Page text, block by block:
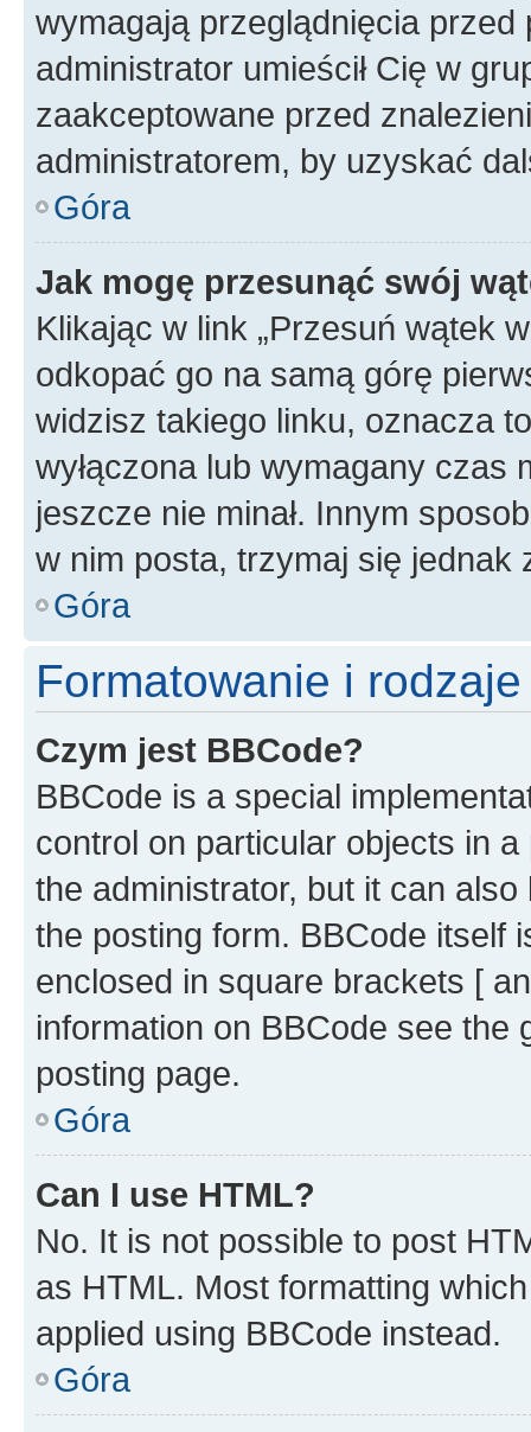
wymagają przeglądnięcia
administrator umieścił Cię w
zaakceptowane przed
administratorem, by uzyskać
Góra
Jak mogę przesunąć swój
Klikając w link „Przesuń wątek
odkopać go na samą górę
widzisz takiego linku, oznacza
wyłączona lub wymagany czas
jeszcze nie minał. Innym
w nim posta, trzymaj się jednak
Góra
Formatowanie i
Czym jest BBCode?
BBCode is a special
control on particular objects in
the administrator, but it can
the posting form. BBCode itself
enclosed in square brackets [
information on BBCode see
posting page.
Góra
Can I use HTML?
No. It is not possible to post
as HTML. Most formatting
applied using BBCode instead.
Góra